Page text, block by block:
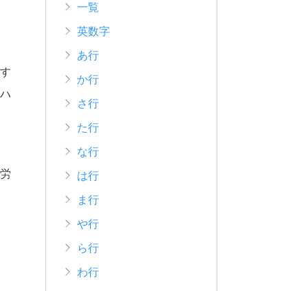
一覧
英数字
あ行
か行
さ行
た行
な行
は行
ま行
や行
ら行
わ行